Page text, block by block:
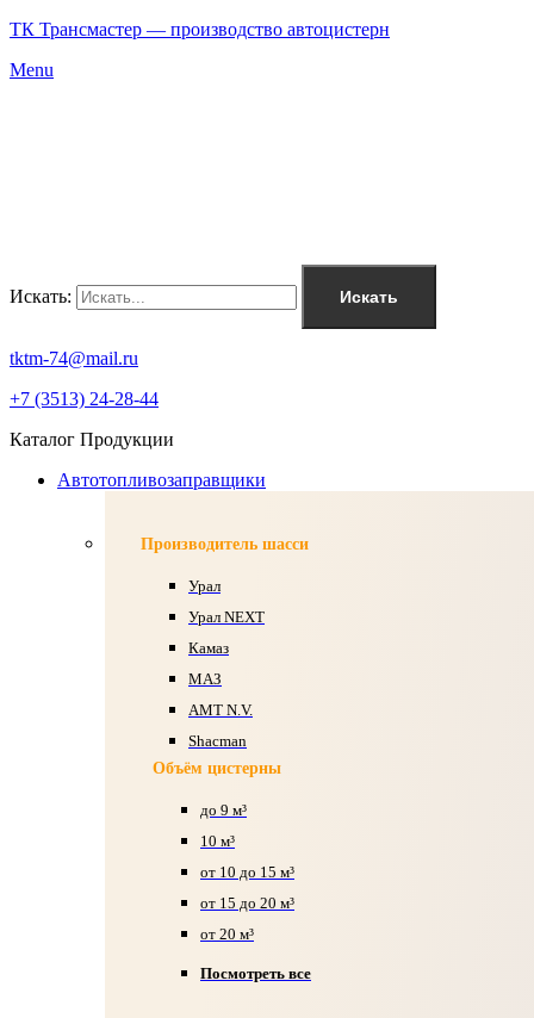
ТК Трансмастер — производство автоцистерн
Menu
Искать: Искать
tktm-74@mail.ru
+7 (3513) 24-28-44
Каталог Продукции
Автотопливозаправщики
Производитель шасси
Урал
Урал NEXT
Камаз
МАЗ
AMT N.V.
Shacman
Объём цистерны
до 9 м³
10 м³
от 10 до 15 м³
от 15 до 20 м³
от 20 м³
Посмотреть все